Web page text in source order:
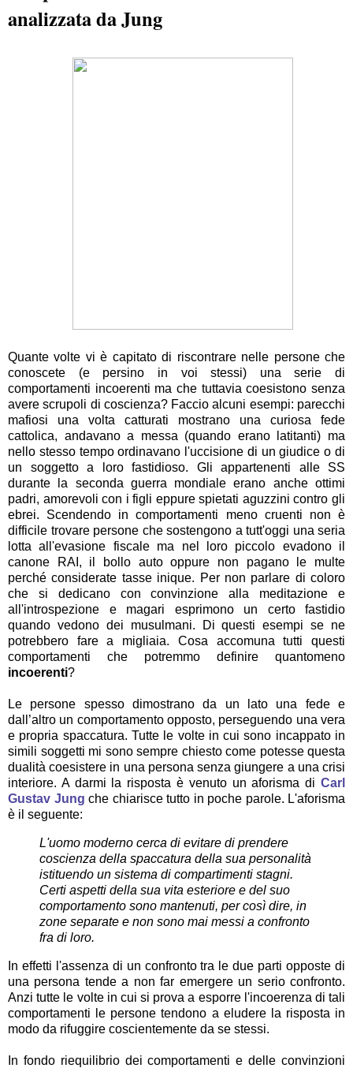
analizzata da Jung
Quante volte vi è capitato di riscontrare nelle persone che
conoscete (e persino in voi stessi) una serie di
comportamenti incoerenti ma che tuttavia coesistono senza
avere scrupoli di coscienza? Faccio alcuni esempi: parecchi
mafiosi una volta catturati mostrano una curiosa fede
cattolica, andavano a messa (quando erano latitanti) ma
nello stesso tempo ordinavano l'uccisione di un giudice o di
un soggetto a loro fastidioso. Gli appartenenti alle SS
durante la seconda guerra mondiale erano anche ottimi
padri, amorevoli con i figli eppure spietati aguzzini contro gli
ebrei. Scendendo in comportamenti meno cruenti non è
difficile trovare persone che sostengono a tutt'oggi una seria
lotta all'evasione fiscale ma nel loro piccolo evadono il
canone RAI, il bollo auto oppure non pagano le multe
perché considerate tasse inique. Per non parlare di coloro
che si dedicano con convinzione alla meditazione e
all'introspezione e magari esprimono un certo fastidio
quando vedono dei musulmani. Di questi esempi se ne
potrebbero fare a migliaia. Cosa accomuna tutti questi
comportamenti che potremmo definire quantomeno
incoerenti?
Le persone spesso dimostrano da un lato una fede e
dall’altro un comportamento opposto, perseguendo una vera
e propria spaccatura. Tutte le volte in cui sono incappato in
simili soggetti mi sono sempre chiesto come potesse questa
dualità coesistere in una persona senza giungere a una crisi
interiore. A darmi la risposta è venuto un aforisma di Carl
Gustav Jung che chiarisce tutto in poche parole. L'aforisma
è il seguente:
L'uomo moderno cerca di evitare di prendere
coscienza della spaccatura della sua personalità
istituendo un sistema di compartimenti stagni.
Certi aspetti della sua vita esteriore e del suo
comportamento sono mantenuti, per così dire, in
zone separate e non sono mai messi a confronto
fra di loro.
In effetti l'assenza di un confronto tra le due parti opposte di
una persona tende a non far emergere un serio confronto.
Anzi tutte le volte in cui si prova a esporre l'incoerenza di tali
comportamenti le persone tendono a eludere la risposta in
modo da rifuggire coscientemente da se stessi.
In fondo riequilibrio dei comportamenti e delle convinzioni